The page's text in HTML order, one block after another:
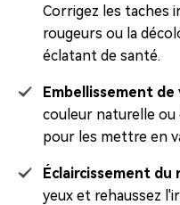
Corrigez les taches
rougeurs ou la
éclatant de santé.
Embellissement de
couleur naturelle ou
pour les mettre en
Éclaircissement du
yeux et rehaussez